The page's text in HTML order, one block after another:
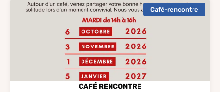
Café-rencontre
CAFÉ RENCONTRE